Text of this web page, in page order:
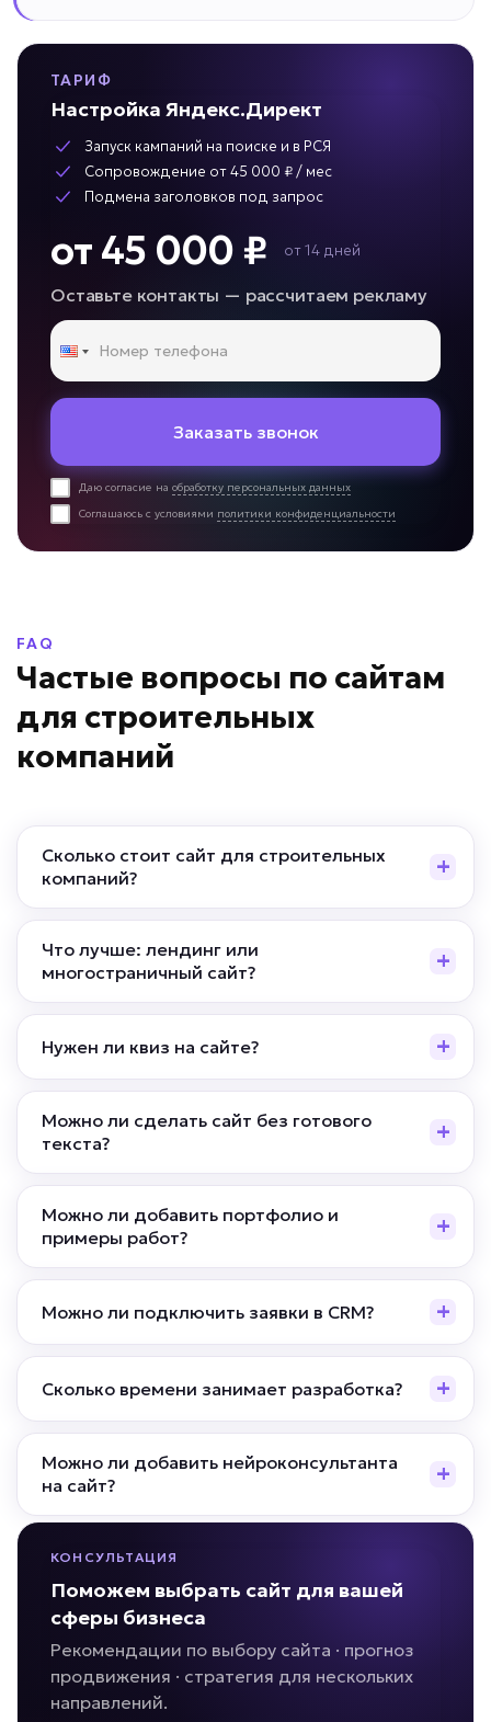
ТАРИФ
Настройка Яндекс.Директ
Запуск кампаний на поиске и в РСЯ
Сопровождение от 45 000 ₽ / мес
Подмена заголовков под запрос
от 45 000 ₽ от 14 дней
Оставьте контакты — рассчитаем рекламу
Заказать звонок
Даю согласие на обработку персональных данных
Соглашаюсь с условиями политики конфиденциальности
FAQ
Частые вопросы по сайтам
для строительных
компаний
Сколько стоит сайт для строительных
компаний?
Что лучше: лендинг или
многостраничный сайт?
Нужен ли квиз на сайте?
Можно ли сделать сайт без готового
текста?
Можно ли добавить портфолио и
примеры работ?
Можно ли подключить заявки в CRM?
Сколько времени занимает разработка?
Можно ли добавить нейроконсультанта
на сайт?
КОНСУЛЬТАЦИЯ
Поможем выбрать сайт для вашей
сферы бизнеса
Рекомендации по выбору сайта · прогноз
продвижения · стратегия для нескольких
направлений.